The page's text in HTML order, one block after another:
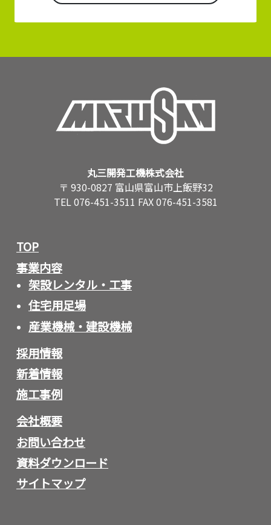
丸三開発工機株式会社
〒 930-0827 富山県富山市上飯野32
TEL 076-451-3511 FAX 076-451-3581
TOP
事業内容
架設レンタル・工事
住宅用足場
産業機械・建設機械
採用情報
新着情報
施工事例
会社概要
お問い合わせ
資料ダウンロード
サイトマップ